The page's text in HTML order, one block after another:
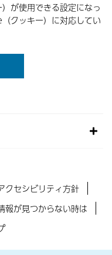
が使用できる設定になっ
クッキー）に対応してい
クセシビリティ方針
報が見つからない時は